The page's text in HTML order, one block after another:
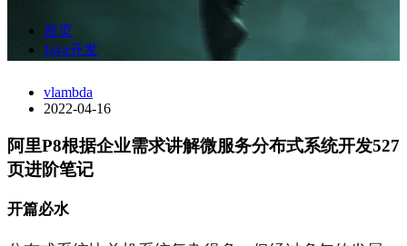
首页
Java开发
vlambda
2022-04-16
阿里P8根据企业需求讲解微服务分布式系统开发527
页进阶笔记
开篇必水